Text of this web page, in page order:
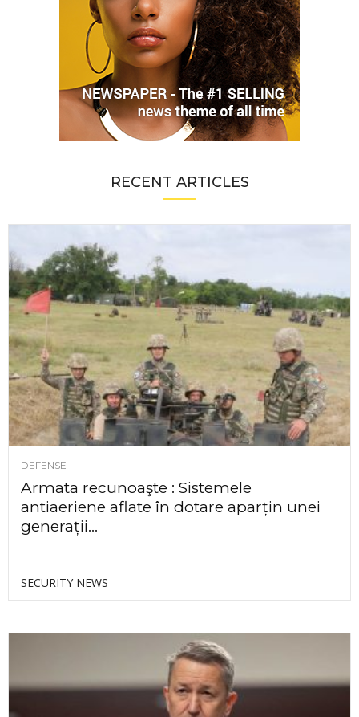
RECENT ARTICLES
DEFENSE
Armata recunoaşte : Sistemele
antiaeriene aflate în dotare aparțin unei
generații...
SECURITY NEWS